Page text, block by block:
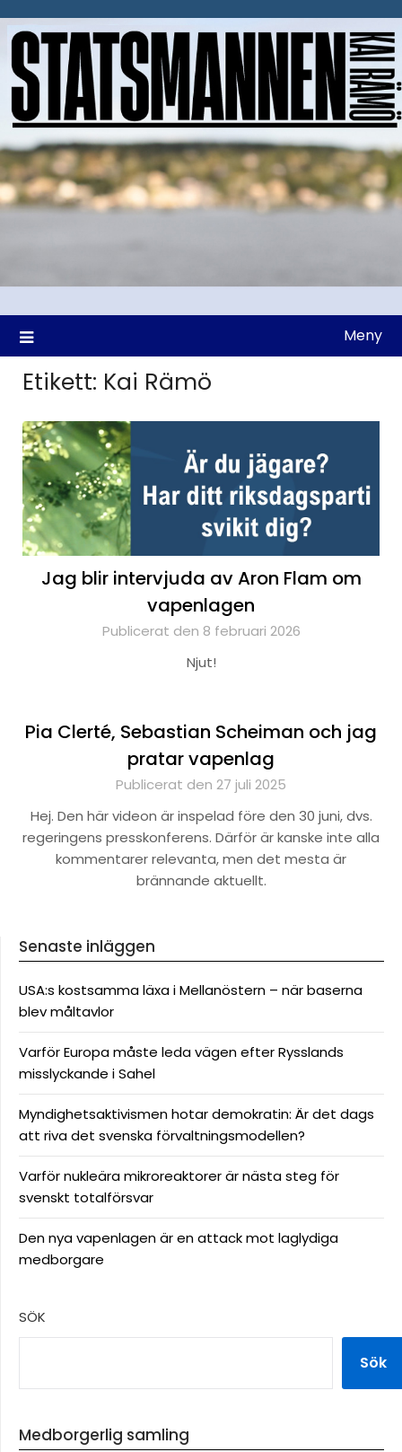
till
Meny
Etikett: Kai Rämö
Jag blir intervjuda av Aron Flam om
vapenlagen
Publicerat den 8 februari 2026
Njut!
Pia Clerté, Sebastian Scheiman och jag
pratar vapenlag
Publicerat den 27 juli 2025
Hej. Den här videon är inspelad före den 30 juni, dvs.
regeringens presskonferens. Därför är kanske inte alla
kommentarer relevanta, men det mesta är
brännande aktuellt.
Senaste inläggen
USA:s kostsamma läxa i Mellanöstern – när baserna
blev måltavlor
Varför Europa måste leda vägen efter Rysslands
misslyckande i Sahel
Myndighetsaktivismen hotar demokratin: Är det dags
att riva det svenska förvaltningsmodellen?
Varför nukleära mikroreaktorer är nästa steg för
svenskt totalförsvar
Den nya vapenlagen är en attack mot laglydiga
medborgare
SÖK
Sök
Medborgerlig samling